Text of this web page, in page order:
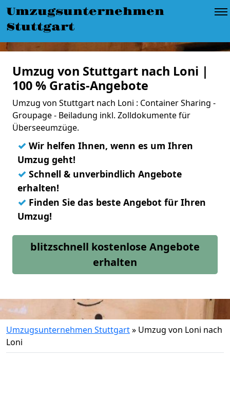
Umzugsunternehmen
Stuttgart
Umzug von Stuttgart nach Loni |
100 % Gratis-Angebote
Umzug von Stuttgart nach Loni : Container Sharing -
Groupage - Beiladung inkl. Zolldokumente für
Überseeumzüge.
✓ Wir helfen Ihnen, wenn es um Ihren
Umzug geht!
✓ Schnell & unverbindlich Angebote
erhalten!
✓ Finden Sie das beste Angebot für Ihren
Umzug!
blitzschnell kostenlose Angebote
erhalten
Umzugsunternehmen Stuttgart» Umzug von Loni nach
Loni